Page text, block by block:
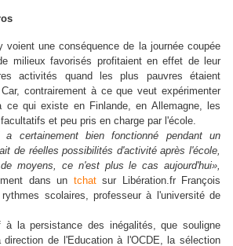
voient une conséquence de la journée coupée
milieux favorisés profitaient en effet de leur
activités quand les plus pauvres étaient
contrairement à ce que veut expérimenter
ce qui existe en Finlande, en Allemagne, les
et peu pris en charge par l'école.
a certainement bien fonctionné pendant un
de réelles possibilités d'activité après l'école,
moyens, ce n'est plus le cas aujourd'hui»,
dans un tchat sur Libération.fr François
scolaires, professeur à l'université de
à la persistance des inégalités, que souligne
direction de l'Education à l'OCDE, la sélection